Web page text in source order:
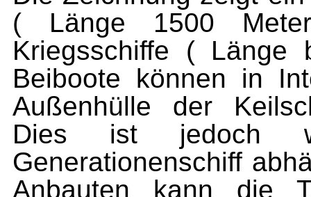
( Länge 1500
Kriegsschiffe (
Beiboote können in
Außenhülle der
Dies ist jedoch
Generationenschiff
Anbauten kann die